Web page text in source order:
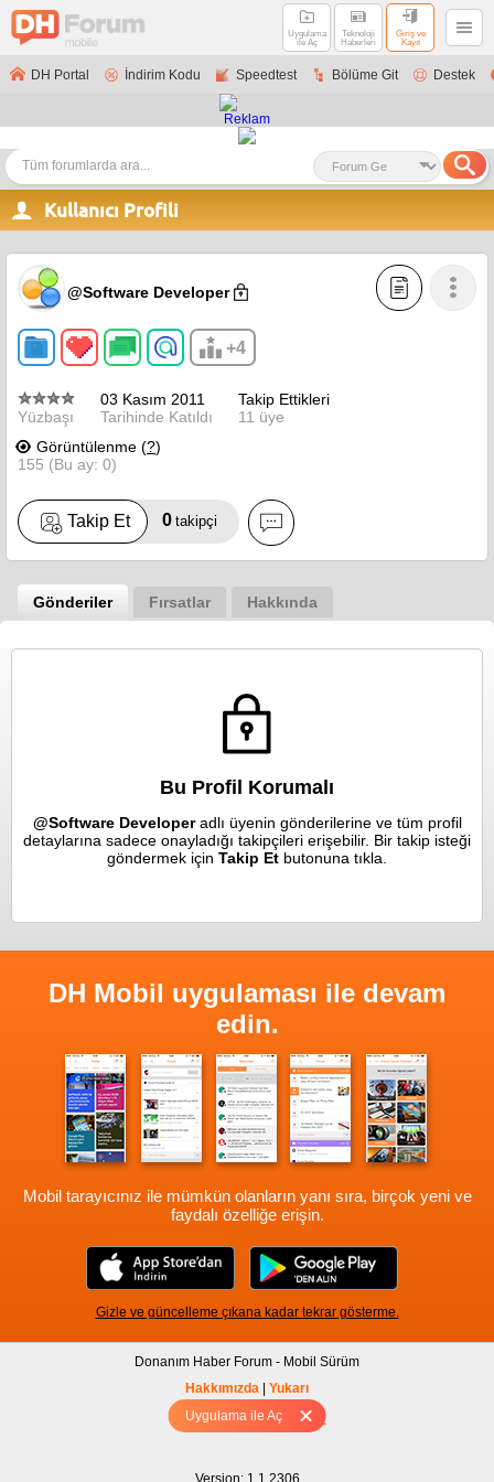
Uygulama
ile Aç
Uygulama ile Aç
Teknoloji
Haberleri
Giriş ve
Kayıt
DH Portal İndirim Kodu Speedtest Bölüme Git Destek
Kullanıcı Profili
@Software Developer
+4
Yüzbaşı
03 Kasım 2011
Tarihinde Katıldı
Takip Ettikleri
11 üye
Görüntülenme (?)
155 (Bu ay: 0)
Takip Et 0 takipçi
Gönderiler Fırsatlar Hakkında
Bu Profil Korumalı
@Software Developeradlı üyenin gönderilerine ve tüm profil
detaylarına sadece onayladığı takipçileri erişebilir. Bir takip isteği
göndermek için Takip Et butonuna tıkla.
DH Mobil uygulaması ile devam
edin.
Mobil tarayıcınız ile mümkün olanların yanı sıra, birçok yeni ve
faydalı özelliğe erişin.
Gizle ve güncelleme çıkana kadar tekrar gösterme.
Donanım Haber Forum - Mobil Sürüm
Hakkımızda | Yukarı
Tam sürüm için Tıklayınız
Version: 1.1.2306